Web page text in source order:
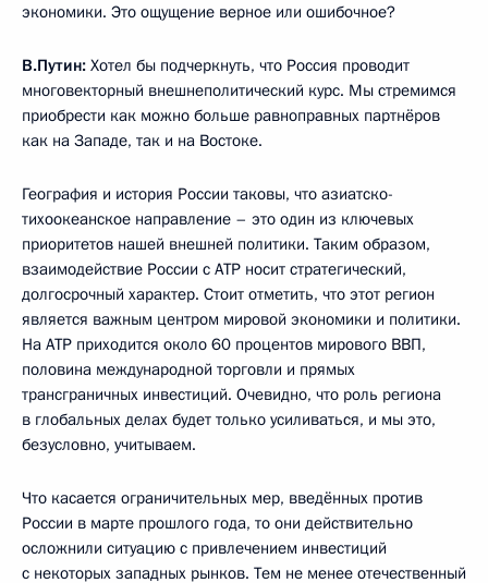
экономики. Это ощущение верное или ошибочное?
В.Путин: Хотел бы подчеркнуть, что Россия проводит
многовекторный внешнеполитический курс. Мы стремимся
приобрести как можно больше равноправных партнёров
как на Западе, так и на Востоке.
География и история России таковы, что азиатско-
тихоокеанское направление – это один из ключевых
приоритетов нашей внешней политики. Таким образом,
взаимодействие России с АТР носит стратегический,
долгосрочный характер. Стоит отметить, что этот регион
является важным центром мировой экономики и политики.
На АТР приходится около 60 процентов мирового ВВП,
половина международной торговли и прямых
трансграничных инвестиций. Очевидно, что роль региона
в глобальных делах будет только усиливаться, и мы это,
безусловно, учитываем.
Что касается ограничительных мер, введённых против
России в марте прошлого года, то они действительно
осложнили ситуацию с привлечением инвестиций
с некоторых западных рынков. Тем не менее отечественный